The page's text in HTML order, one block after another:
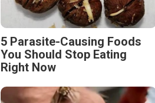
5 Parasite-Causing Foods
You Should Stop Eating
Right Now